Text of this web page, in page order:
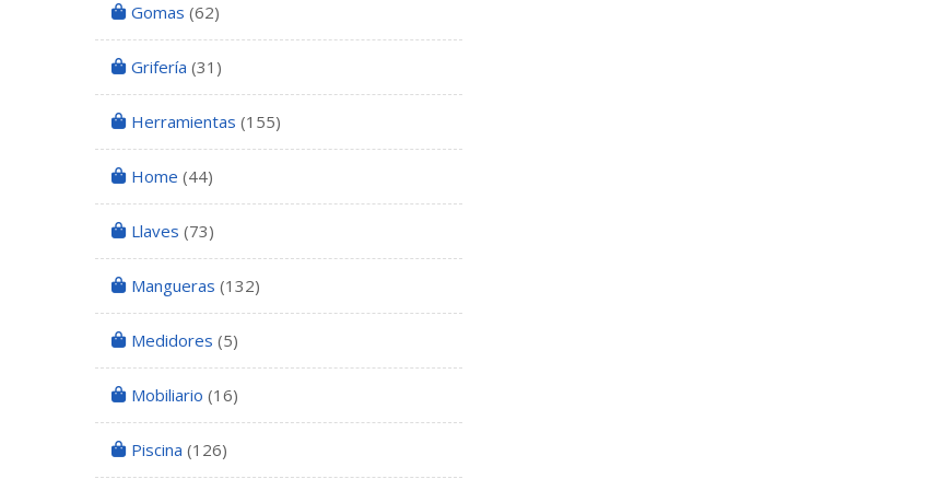
Gomas (62)
Grifería (31)
Herramientas (155)
Home (44)
Llaves (73)
Mangueras (132)
Medidores (5)
Mobiliario (16)
Piscina (126)